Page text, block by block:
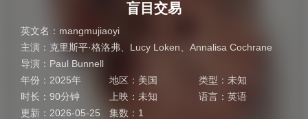
盲目交易
英文名： mangmujiaoyi
主演： 克里斯平·格洛弗 Lucy Loken
Annalisa Cochrane
导演： Paul Bunnell
年份： 2025年 地区： 美国 类型： 未知
时长： 90分钟 上映：未知 语言： 英语
更新： 2026-05-25
集数： 1